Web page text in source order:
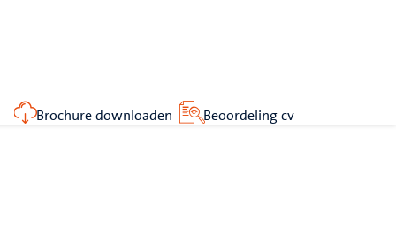
Brochure downloaden
Beoordeling cv